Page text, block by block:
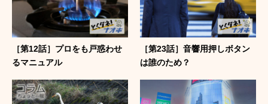
［第12話］プロをも戸惑わせ
るマニュアル
［第23話］音響用押しボタン
は誰のため？